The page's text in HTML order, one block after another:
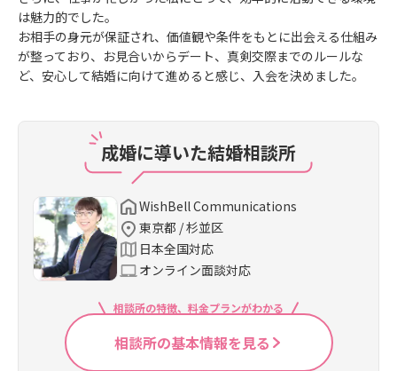
は魅力的でした。
お相手の身元が保証され、価値観や条件をもとに出会える仕組み
が整っており、お見合いからデート、真剣交際までのルールな
ど、安心して結婚に向けて進めると感じ、入会を決めました。
成婚に導いた結婚相談所
WishBell Communications
東京都 / 杉並区
日本全国対応
オンライン面談対応
相談所の特徴、料金プランがわかる
相談所の基本情報を見る